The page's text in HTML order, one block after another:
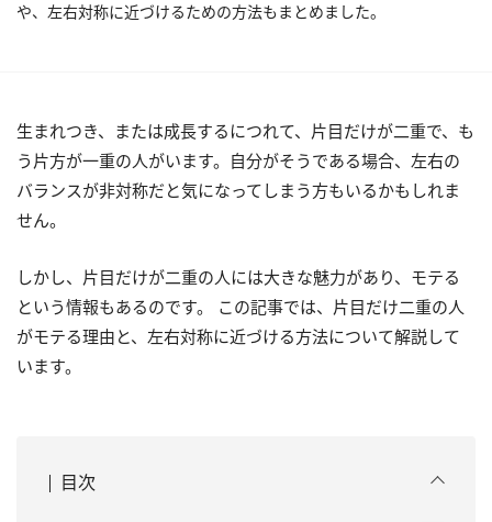
や、左右対称に近づけるための方法もまとめました。
生まれつき、または成長するにつれて、片目だけが二重で、も
う片方が一重の人がいます。自分がそうである場合、左右の
バランスが非対称だと気になってしまう方もいるかもしれま
せん。
しかし、片目だけが二重の人には大きな魅力があり、モテる
という情報もあるのです。 この記事では、片目だけ二重の人
がモテる理由と、左右対称に近づける方法について解説して
います。
目次